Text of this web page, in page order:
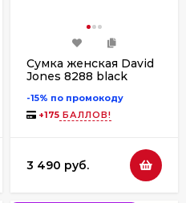
Сумка женская David
Jones 8288 black
-15% по промокоду
+175 БАЛЛОВ!
3 490 руб.